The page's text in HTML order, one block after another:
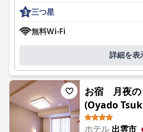
ホテルの朝食は、美味しく満足感
供し、地元の特産品も含まれてい
クを受けています。宿泊客は、食
食を豪華で充実したものとみなし
なフィードバックでは、長期滞在
て指摘されていますが、全体的な
いものです。
ホテルでの夕食も好評で、特に夜
メンは、宿泊客が頻繁にハイライ
ランでは、美味しい和食と洋食を
客は、より多くの量と、より多く
三つ星
無料Wi-Fi
詳細を表
お宿 月夜の
(Oyado
ホテル 出雲市